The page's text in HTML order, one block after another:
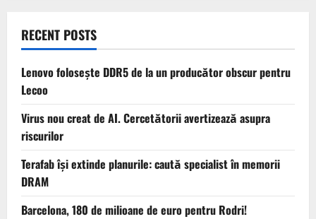
RECENT POSTS
Lenovo folosește DDR5 de la un producător obscur pentru
Lecoo
Virus nou creat de AI. Cercetătorii avertizează asupra
riscurilor
Terafab își extinde planurile: caută specialist în memorii
DRAM
Barcelona, 180 de milioane de euro pentru Rodri!